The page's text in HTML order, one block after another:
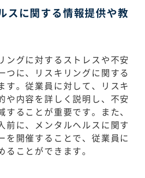
スに関する情報提供や教
ングに対するストレスや不安
つに、リスキリングに関する
す。従業員に対して、リスキ
や内容を詳しく説明し、不安
することが重要です。また、
前に、メンタルヘルスに関す
を開催することで、従業員に
ことができます。